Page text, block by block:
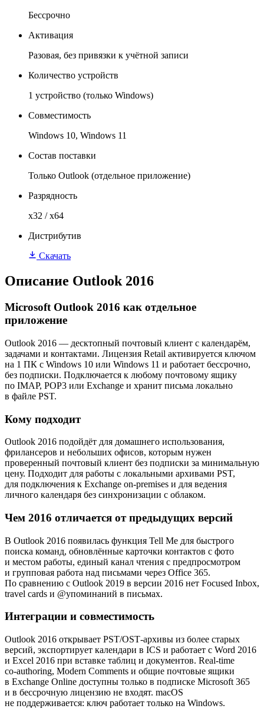
Бессрочно
Активация
Разовая, без привязки к учётной записи
Количество устройств
1 устройство (только Windows)
Совместимость
Windows 10, Windows 11
Состав поставки
Только Outlook (отдельное приложение)
Разрядность
x32 / x64
Дистрибутив
Скачать
Описание Outlook 2016
Microsoft Outlook 2016 как отдельное
приложение
Outlook 2016 — десктопный почтовый клиент с календарём,
задачами и контактами. Лицензия Retail активируется ключом
на 1 ПК с Windows 10 или Windows 11 и работает бессрочно,
без подписки. Подключается к любому почтовому ящику
по IMAP, POP3 или Exchange и хранит письма локально
в файле PST.
Кому подходит
Outlook 2016 подойдёт для домашнего использования,
фрилансеров и небольших офисов, которым нужен
проверенный почтовый клиент без подписки за минимальную
цену. Подходит для работы с локальными архивами PST,
для подключения к Exchange on‑premises и для ведения
личного календаря без синхронизации с облаком.
Чем 2016 отличается от предыдущих версий
В Outlook 2016 появилась функция Tell Me для быстрого
поиска команд, обновлённые карточки контактов с фото
и местом работы, единый канал чтения с предпросмотром
и групповая работа над письмами через Office 365.
По сравнению с Outlook 2019 в версии 2016 нет Focused Inbox,
travel cards и @упоминаний в письмах.
Интеграции и совместимость
Outlook 2016 открывает PST/OST‑архивы из более старых
версий, экспортирует календари в ICS и работает с Word 2016
и Excel 2016 при вставке таблиц и документов. Real‑time
co‑authoring, Modern Comments и общие почтовые ящики
в Exchange Online доступны только в подписке Microsoft 365
и в бессрочную лицензию не входят. macOS
не поддерживается: ключ работает только на Windows.